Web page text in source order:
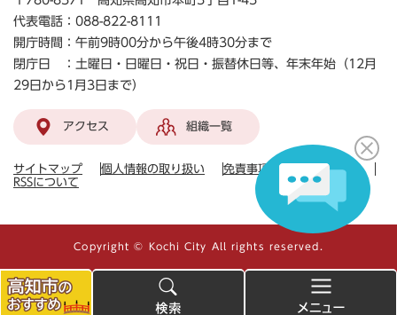
高
代表電話：088-822-8111
開庁時間：午前9時00分から午後4時30分まで
閉庁日 ：土曜日・日曜日・祝日・振替休日等、年末年始（12月
29日から1月3日まで）
アクセス 組織一覧
サイトマップ 個人情報の取り扱い 免責事項
ガイドライン
RSSについて
Copyright © Kochi City All rights reserved.